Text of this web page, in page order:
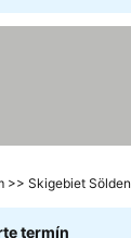
>> Skigebiet Sölden
termín